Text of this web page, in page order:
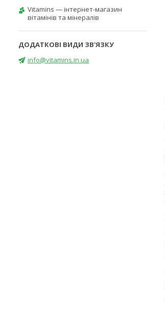
Vitamins — інтернет-магазин
вітамінів та мінералів
info@vitamins.in.ua